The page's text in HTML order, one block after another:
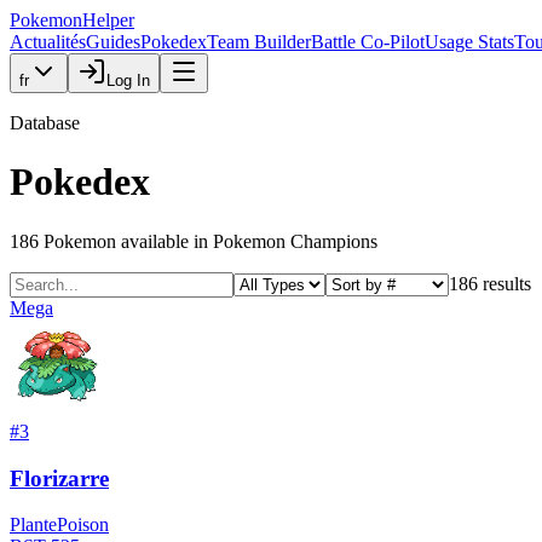
PokemonHelper
ActualitésGuidesPokedexTeam BuilderBattle Co-PilotUsage Stats
fr Log In
Database
Pokedex
186 Pokemon available in Pokemon Champions
186 results
Mega
#3
Florizarre
PlantePoison